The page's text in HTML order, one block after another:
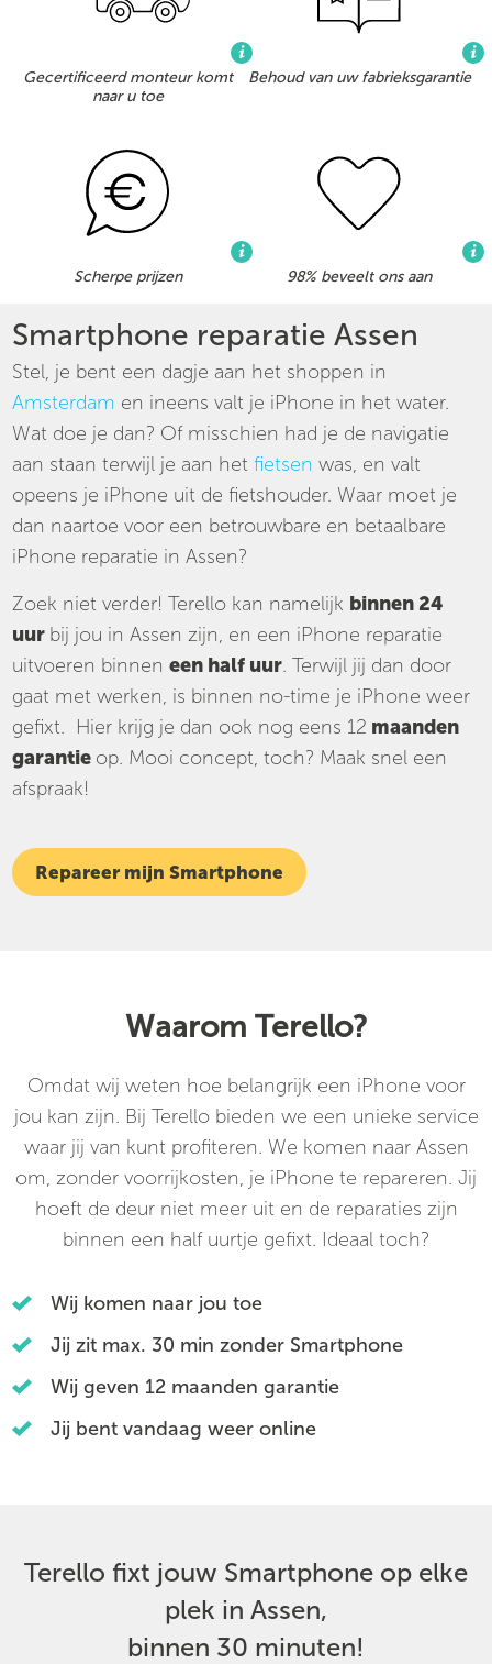
Gecertificeerd monteur komt
naar u toe
Behoud van uw fabrieksgarantie
Scherpe prijzen 98% beveelt ons aan
Smartphone reparatie Assen
Stel, je bent een dagje aan het shoppen in
Amsterdam en ineens valt je iPhone in het water.
Wat doe je dan? Of misschien had je de navigatie
aan staan terwijl je aan hetfietsen was, en valt
opeens je iPhone uit de fietshouder. Waar moet je
dan naartoe voor een betrouwbare en betaalbare
iPhone reparatie in Assen?
Zoek niet verder! Terello kan namelijk binnen 24
uur bij jou in Assen zijn, en een iPhone reparatie
uitvoeren binneneen half uur. Terwijl jij dan door
gaat met werken, is binnen no-time je iPhone weer
gefixt. Hier krijg je dan ook nog eens 12 maanden
garantie op. Mooi concept, toch? Maak snel een
afspraak!
Repareer mijn Smartphone
Waarom Terello?
Omdat wij weten hoe belangrijk een iPhone voor
jou kan zijn. Bij Terello bieden we een unieke service
waar jij van kunt profiteren. We komen naar Assen
om, zonder voorrijkosten, je iPhone te repareren. Jij
hoeft de deur niet meer uit en de reparaties zijn
binnen een half uurtje gefixt. Ideaal toch?
Wij komen naar jou toe
Jij zit max. 30 min zonder Smartphone
Wij geven 12 maanden garantie
Jij bent vandaag weer online
Terello fixt jouw Smartphone op elke
plek in Assen,
binnen 30 minuten!